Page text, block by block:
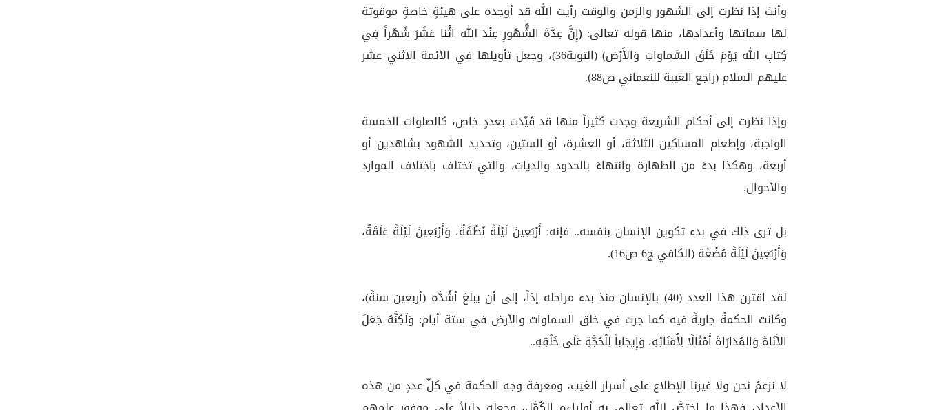
وأنتَ إذا نظرت إلى الشهور والزمن والوقت رأيت الله قد أوجده على هيئةٍ خاصةٍ موقوتة
لها سماتها وأعدادها، منها قوله تعالى: ﴿إِنَّ عِدَّةَ الشُّهُورِ عِنْدَ الله اثْنا عَشَرَ شَهْراً فِي
كِتابِ الله يَوْمَ خَلَقَ السَّماواتِ وَالأَرْض﴾ (التوبة36)، وجعل تأويلها في الأئمة الاثني عشر
عليهم السلام (راجع الغيبة للنعماني ص88).
وإذا نظرت إلى أحكام الشريعة وجدت كثيراً منها قد قُيِّدَت بعددٍ خاص، كالصلوات الخمسة
الواجبة، وإطعام المساكين الثلاثة، أو العشرة، أو الستين، وتحديد الشهود بشاهدين أو
أربعة، وهكذا بدءً من الطهارة وانتهاءً بالحدود والديات، والتي تختلف باختلاف الموارد
والأحوال.
بل ترى ذلك في بدء تكوين الإنسان بنفسه.. فإنه: أَرْبَعِينَ لَيْلَةً نُطْفَةٌ، وَأَرْبَعِينَ لَيْلَةً عَلَقَةٌ،
وَأَرْبَعِينَ لَيْلَةً مُضْغَة (الكافي ج6 ص16).
لقد اقترن هذا العدد (40) بالإنسان منذ بدء مراحله إذاً، إلى أن يبلغ أشُدَّه (أربعين سنةً)،
وكانت الحكمةُ جاريةً فيه كما جرت في خلق السماوات والأرض في ستة أيام: وَلَكِنَّهُ جَعَلَ
الأَنَاةَ وَالمُدَارَاةَ أَمْثَالًا لِأُمَنَائِهِ، وَإِيجَاباً لِلْحُجَّةِ عَلَى خَلْقِهِ..
لا نزعمُ نحن ولا غيرنا الإطلاع على أسرار الغيب، ومعرفة وجه الحكمة في كلِّ عددٍ من هذه